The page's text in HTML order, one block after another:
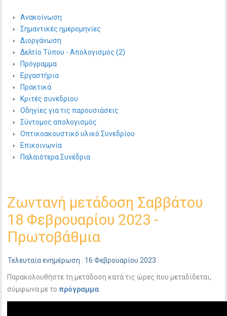
Ανακοίνωση
Σημαντικές ημερομηνίες
Διοργάνωση
Δελτίο Τύπου - Απολογισμός (2)
Πρόγραμμα
Εργαστήρια
Πρακτικά
Κριτές συνεδρίου
Οδηγίες για τις παρουσιάσεις
Σύντομος απολογισμός
Οπτικοακουστικό υλικό Συνεδρίου
Επικοινωνία
Παλαιότερα Συνέδρια
Ζωντανή μετάδοση Σαββάτου
18 Φεβρουαρίου 2023 -
Πρωτοβάθμια
Τελευταία ενημέρωση : 16 Φεβρουαρίου 2023
Παρακολουθήστε τη μετάδοση κατά τις ώρες που μεταδίδεται,
σύμφωνα με τοπρόγραμμα